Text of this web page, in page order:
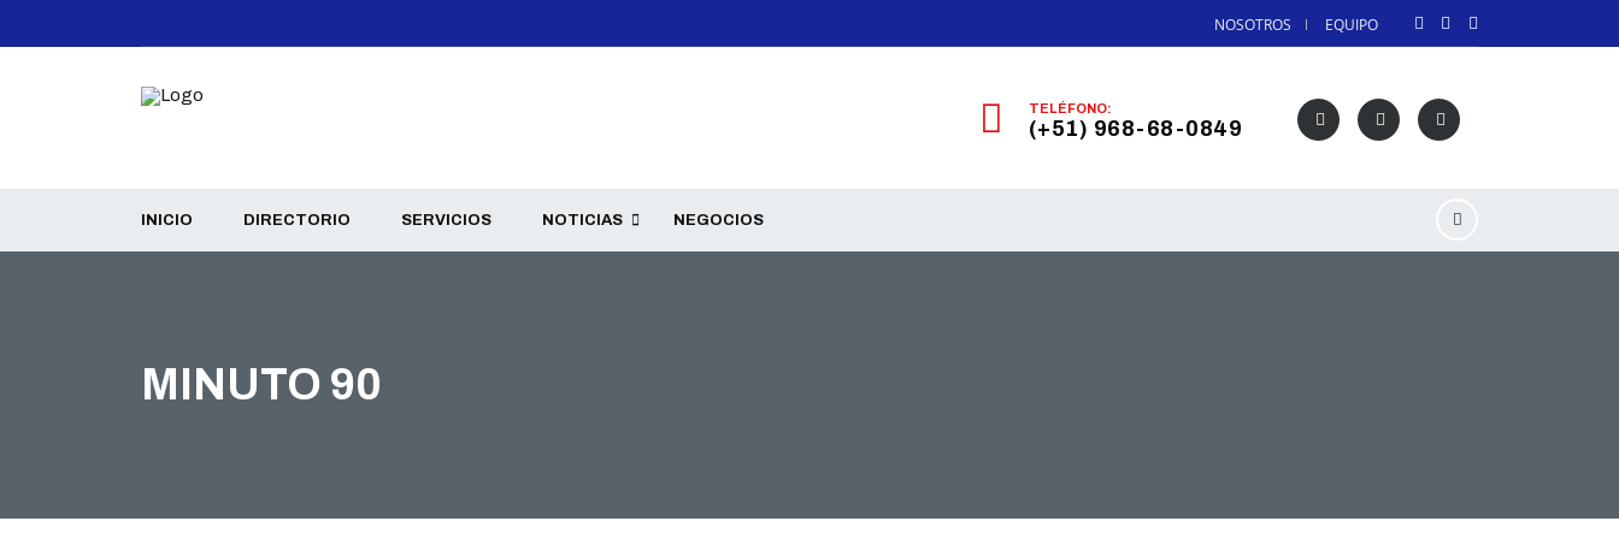
NOSOTROS EQUIPO
TELÉFONO:
(+51) 968-68-0849
INICIO DIRECTORIO SERVICIOS NOTICIAS NEGOCIOS
MINUTO 90